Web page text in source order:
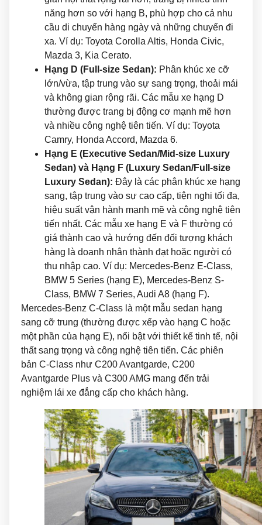
năng hơn so với hạng B, phù hợp cho cả nhu
cầu di chuyển hàng ngày và những chuyến đi
xa. Ví dụ: Toyota Corolla Altis, Honda Civic,
Mazda 3, Kia Cerato.
Hạng D (Full-size Sedan): Phân khúc xe cỡ
lớn/vừa, tập trung vào sự sang trọng, thoải mái
và không gian rộng rãi. Các mẫu xe hạng D
thường được trang bị động cơ mạnh mẽ hơn
và nhiều công nghệ tiên tiến. Ví dụ: Toyota
Camry, Honda Accord, Mazda 6.
Hạng E (Executive Sedan/Mid-size Luxury
Sedan) và Hạng F (Luxury Sedan/Full-size
Luxury Sedan): Đây là các phân khúc xe hạng
sang, tập trung vào sự cao cấp, tiện nghi tối đa,
hiệu suất vận hành mạnh mẽ và công nghệ tiên
tiến nhất. Các mẫu xe hạng E và F thường có
giá thành cao và hướng đến đối tượng khách
hàng là doanh nhân thành đạt hoặc người có
thu nhập cao. Ví dụ: Mercedes-Benz E-Class,
BMW 5 Series (hạng E), Mercedes-Benz S-
Class, BMW 7 Series, Audi A8 (hạng F).
Mercedes-Benz C-Class là một mẫu sedan hạng
sang cỡ trung (thường được xếp vào hạng C hoặc
một phần của hạng E), nổi bật với thiết kế tinh tế, nội
thất sang trọng và công nghệ tiên tiến. Các phiên
bản C-Class như C200 Avantgarde, C200
Avantgarde Plus và C300 AMG mang đến trải
nghiệm lái xe đẳng cấp cho khách hàng.